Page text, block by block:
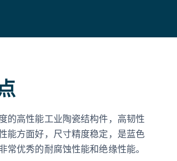
的高性能工业陶瓷结构件，高韧性
能方面好，尺寸精度稳定，是蓝色
优秀的耐腐蚀性能和绝缘性能。